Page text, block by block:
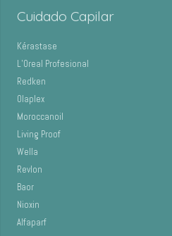
Cuidado Capilar
Kérastase
L’Oreal Profesional
Redken
Olaplex
Moroccanoil
Living Proof
Wella
Revlon
Baor
Nioxin
Alfaparf